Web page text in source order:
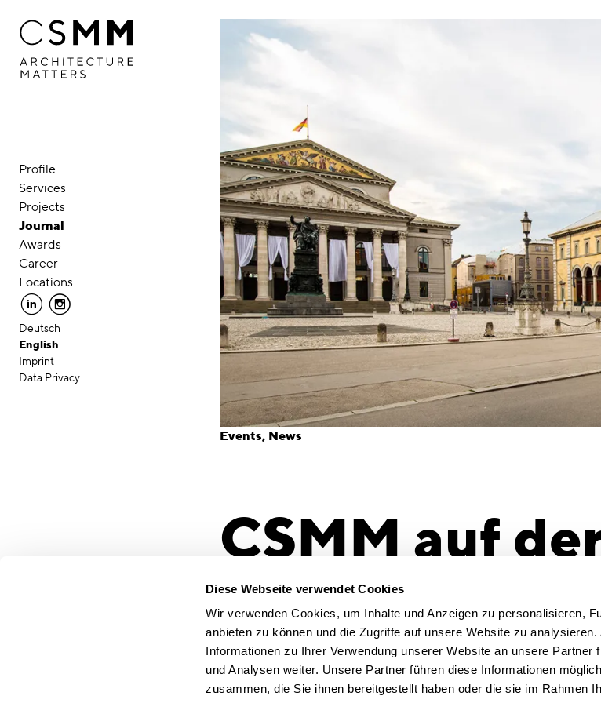
Diese Webseite verwendet Cookies
Wir verwenden Cookies, um Inhalte und Anzeigen zu personalisieren,
anbieten zu können und die Zugriffe auf unsere Website zu
Informationen zu Ihrer Verwendung unserer Website an unsere Partner
und Analysen weiter. Unsere Partner führen diese Informationen
zusammen, die Sie ihnen bereitgestellt haben oder die sie im Rahmen
Profile
Services
Projects
Journal
Awards
Career
Locations
linkedin instagram
Deutsch
English
Imprint
Data Privacy
Events News
CSMM auf
Giving Buildings a second life
Heute startet die internationale ImmobilienmesseMIPIM, auf der
Architekten, Projektentwickler und Investoren treffen, in Cannes.
Eine Antwort auf die drängenden Fragen des diesjährigen MIPIM-
Schwerpunktthemas – die Entwicklungen und Herausforderungen in
den urbanen Zentren – liegt im Redevelopment von